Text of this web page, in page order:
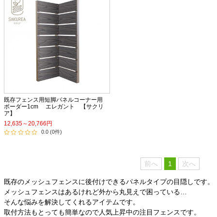
既存フェンス用短脚パネルコーナー用
ボーダー1cm エレガント 【サクリ
ア】
12,635～20,766円
0.0 (0件)
前へ 1 次へ
既存のメッシュフェンスに後付けできるパネルタイプの目隠しです。
メッシュフェンスはあるけれど外から丸見えで困っている…
そんな悩みを解決してくれるアイテムです。
取付方法もとっても簡単なので人気上昇中の注目フェンスです。